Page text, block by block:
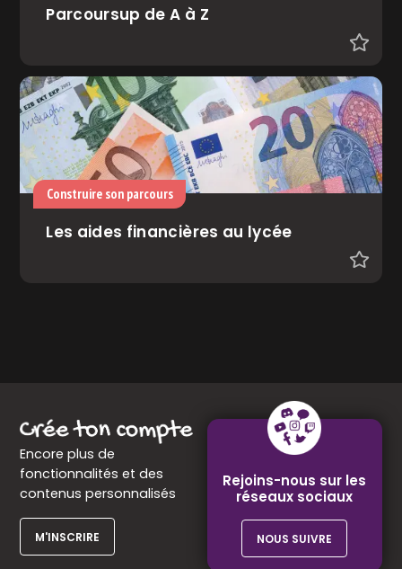
Parcoursup de A à Z
Construire son parcours
Les aides financières au lycée
Encore plus de
fonctionnalités et des
contenus personnalisés
M'INSCRIRE
Rejoins-nous sur les
réseaux sociaux
NOUS SUIVRE